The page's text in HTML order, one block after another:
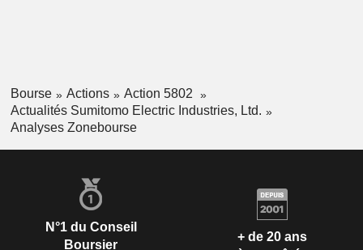
Bourse Actions
Action 5802
Actualités Sumitomo Electric Industries, Ltd.
Analyses Zonebourse
N°1 du Conseil
Boursier
+ de 20 ans